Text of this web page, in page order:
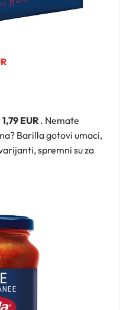
1,79 EUR . Nemate
Barilla gotovi umaci,
spremni su za